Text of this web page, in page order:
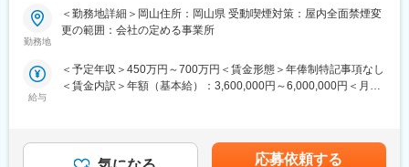
事担当者などの管理部門など
（３）手厚い研修体制でスキルアップができます：製品研修、ス
してのスキルのみならず、データ分析、マーケティングなど多角
的にヘルスケアのプロフェッショナル人材を育成する研修制度を
【IQVIAサービシーズジャパンについて】
・世界100以上の国と地域／8万人の社員が、医薬品の臨床開発～
営業スタイル：
大学/幹病院、開業医の医師・コメディカルなどと面談して、製品
■キャリアパス
自身の志向性、働き方に応じて様々なキャリアパスがあります。1
性が開かれています。
勤務地
＜勤務地詳細＞岡山住所：岡山県 受動喫煙対策：屋内全面禁煙変
更の範囲：会社の定める事業所
給与
＜予定年収＞450万円～700万円＜賃金形態＞年俸制特記事項なし
＜賃金内訳＞年額（基本給）：3,600,000円～6,000,000円＜月額
ー年収例ー820万円／入社6年目（月給58万円＋賞与＋手当）700
応募依頼する